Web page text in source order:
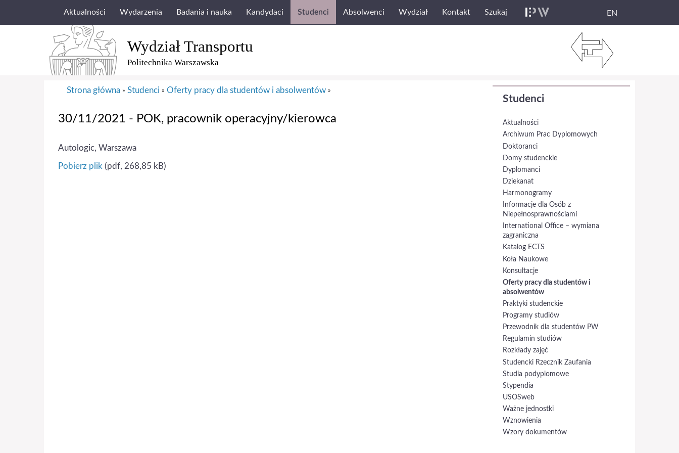
Aktualności Wydarzenia Badania i nauka Kandydaci Studenci Absolwenci Wydział Kontakt Szukaj EN
Wydział Transportu
Politechnika Warszawska
Studenci
Aktualności
Archiwum Prac Dyplomowych
Doktoranci
Domy studenckie
Dyplomanci
Dziekanat
Harmonogramy
Informacje dla Osób z
Niepełnosprawnościami
International Office – wymiana
zagraniczna
Katalog ECTS
Koła Naukowe
Konsultacje
Oferty pracy dla studentów i
absolwentów
Praktyki studenckie
Programy studiów
Przewodnik dla studentów PW
Regulamin studiów
Rozkłady zajęć
Studencki Rzecznik Zaufania
Studia podyplomowe
Stypendia
USOSweb
Ważne jednostki
Wznowienia
Wzory dokumentów
Strona główna » Studenci » Oferty pracy dla studentów i absolwentów »
30/11/2021 - POK, pracownik operacyjny/kierowca
Autologic, Warszawa
Pobierz plik (pdf, 268,85 kB)